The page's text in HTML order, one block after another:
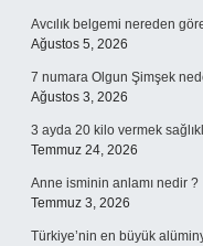
Avcılık belgemi nereden
Ağustos 5, 2026
7 numara Olgun Şimşek
Ağustos 3, 2026
3 ayda 20 kilo vermek
Temmuz 24, 2026
Anne isminin anlamı nedir ?
Temmuz 3, 2026
Türkiye’nin en büyük